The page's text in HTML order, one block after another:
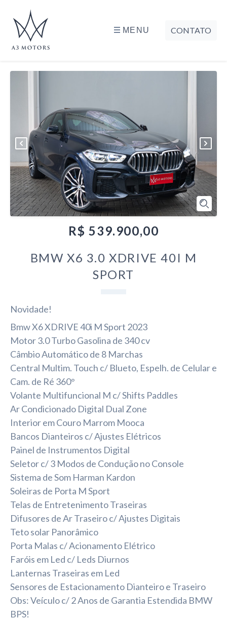
MENU CONTATO
R$ 539.900,00
BMW X6 3.0 XDRIVE 40I M
SPORT
Novidade!
Bmw X6 XDRIVE 40i M Sport 2023
Motor 3.0 Turbo Gasolina de 340 cv
Câmbio Automático de 8 Marchas
Central Multim. Touch c/ Blueto, Espelh. de Celular e
Cam. de Ré 360°
Volante Multifuncional M c/ Shifts Paddles
Ar Condicionado Digital Dual Zone
Interior em Couro Marrom Mooca
Bancos Dianteiros c/ Ajustes Elétricos
Painel de Instrumentos Digital
Seletor c/ 3 Modos de Condução no Console
Sistema de Som Harman Kardon
Soleiras de Porta M Sport
Telas de Entretenimento Traseiras
Difusores de Ar Traseiro c/ Ajustes Digitais
Teto solar Panorâmico
Porta Malas c/ Acionamento Elétrico
Faróis em Led c/ Leds Diurnos
Lanternas Traseiras em Led
Sensores de Estacionamento Dianteiro e Traseiro
Obs: Veículo c/ 2 Anos de Garantia Estendida BMW
BPS!